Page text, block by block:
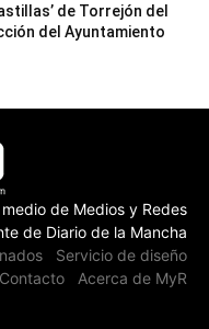
de Torrejón del
del Ayuntamiento
de Medios y Redes
de Diario de la Mancha
Servicio de diseño
Contacto Acerca de MyR